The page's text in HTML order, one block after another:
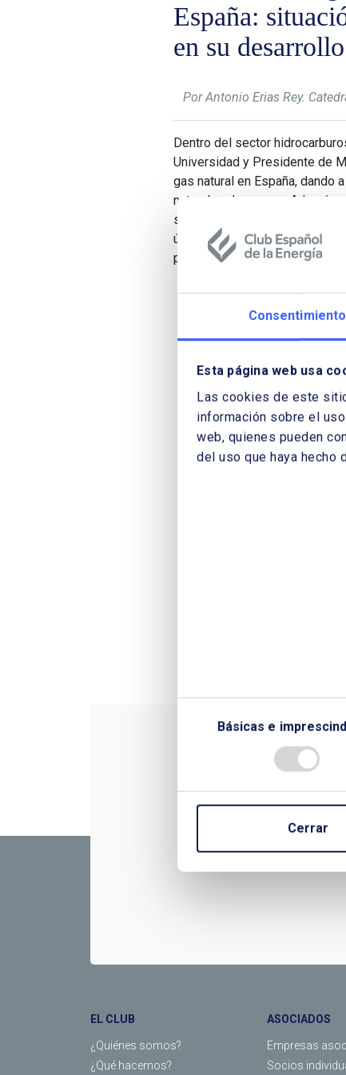
Consentimiento
Esta página web usa
Las cookies de este
información sobre el
web, quienes pueden
del uso que haya hecho
Básicas e
Cerrar
España:
en su desarrollo
Por Antonio Erias Rey.
Dentro del sector
Universidad y Presidente de
gas natural en España, dando
naturales de avance. Además,
su mecánica de
último, explicita los resultados
propuesta sobre las posibles
EL CLUB
¿Quiénes somos?
¿Qué hacemos?
ASOCIADOS
Empresas
Socios